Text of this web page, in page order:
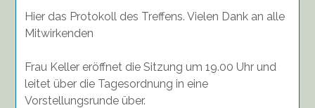
Hier das Protokoll des Treffens. Vielen Dank an alle
Mitwirkenden
Frau Keller eröffnet die Sitzung um 19.00 Uhr und
leitet über die Tagesordnung in eine
Vorstellungsrunde über.